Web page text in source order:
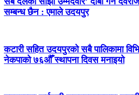
सम्बन्ध छैन : एमाले उदयपुर
कटारी सहित उदयपुरको सबै पालिकामा
नेकपाको ७६औँ स्थापना दिवस मनाइयो